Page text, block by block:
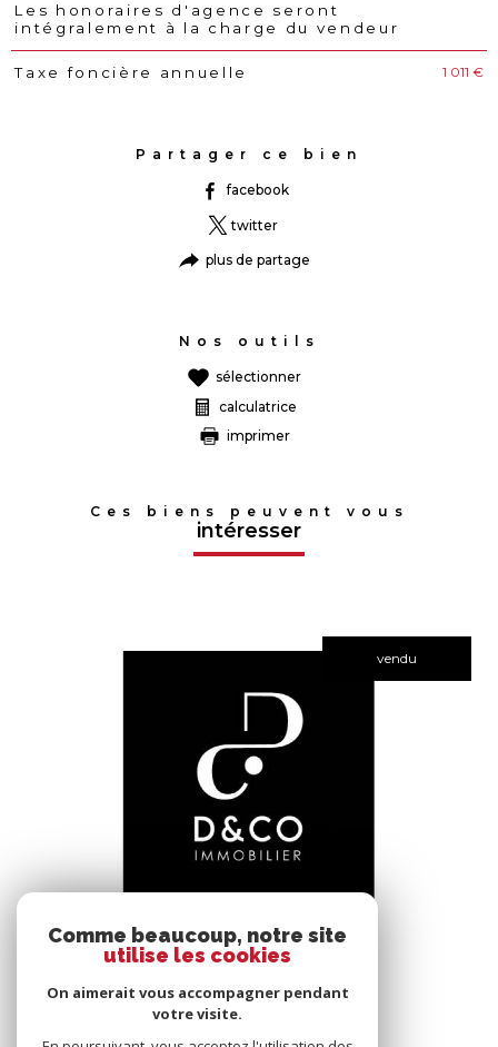
Caractéristiques Valeurs
Les honoraires d'agence seront
intégralement à la charge du vendeur
Taxe foncière annuelle 1 011 €
Partager ce bien
facebook
twitter
plus de partage
Nos outils
sélectionner
calculatrice
imprimer
Ces biens peuvent vous
intéresser
vendu
voir le bien
Bâgé-le-Châtel (01380)
Comme beaucoup, notre site
utilise les cookies
On aimerait vous accompagner pendant
votre visite.